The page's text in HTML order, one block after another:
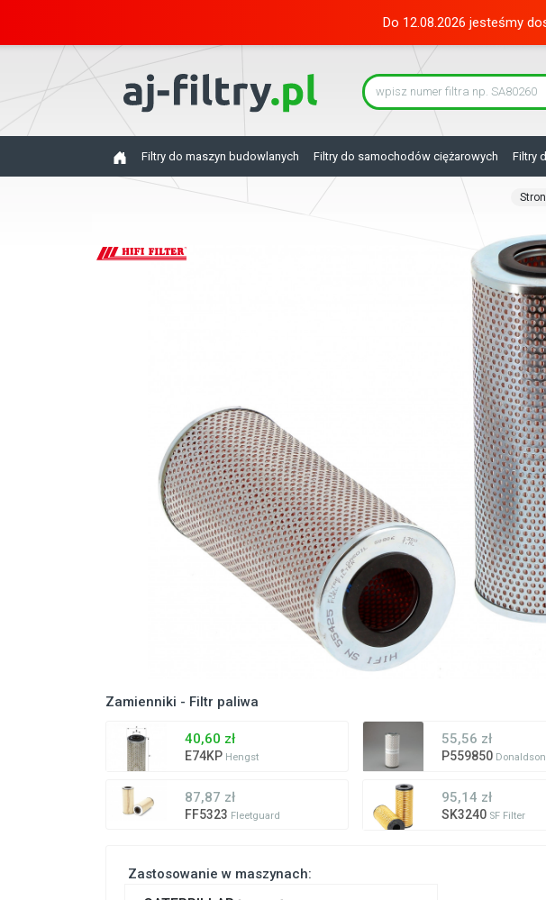
Do 12.08.2026 jesteśmy
Filtry do maszyn budowlanych Filtry do samochodów ciężarowych Filtry
Zamienniki - Filtr paliwa
40,60 zł
E74KP Hengst
55,56 zł
P559850 Donaldson
87,87 zł
FF5323 Fleetguard
95,14 zł
SK3240 SF Filter
Zastosowanie w maszynach: